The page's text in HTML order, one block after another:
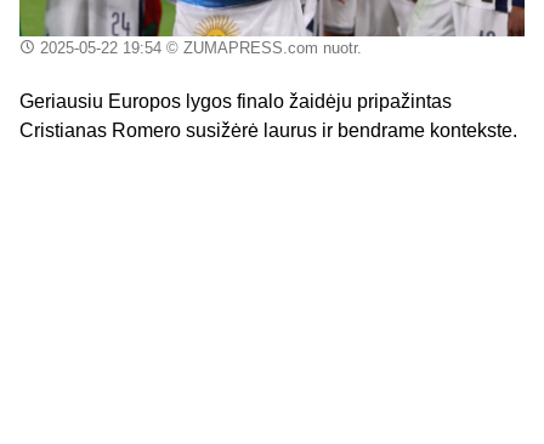
2025-05-22 19:54© ZUMAPRESS.com nuotr.
Geriausiu Europos lygos finalo žaidėju pripažintas
Cristianas Romero susižėrė laurus ir bendrame kontekste.